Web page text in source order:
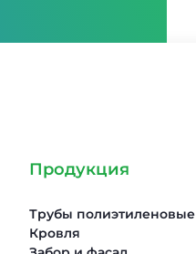
Продукция
Трубы полиэтиленовые
Кровля